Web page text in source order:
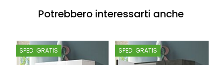
Potrebbero interessarti anche
SPED. GRATIS SPED. GRATIS